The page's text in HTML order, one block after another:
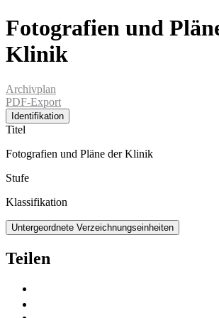
Fotografien und
Klinik
Archivplan
PDF-Export
Identifikation
Titel
Fotografien und Pläne der Klinik
Stufe
Klassifikation
Untergeordnete Verzeichnungseinheiten
Teilen